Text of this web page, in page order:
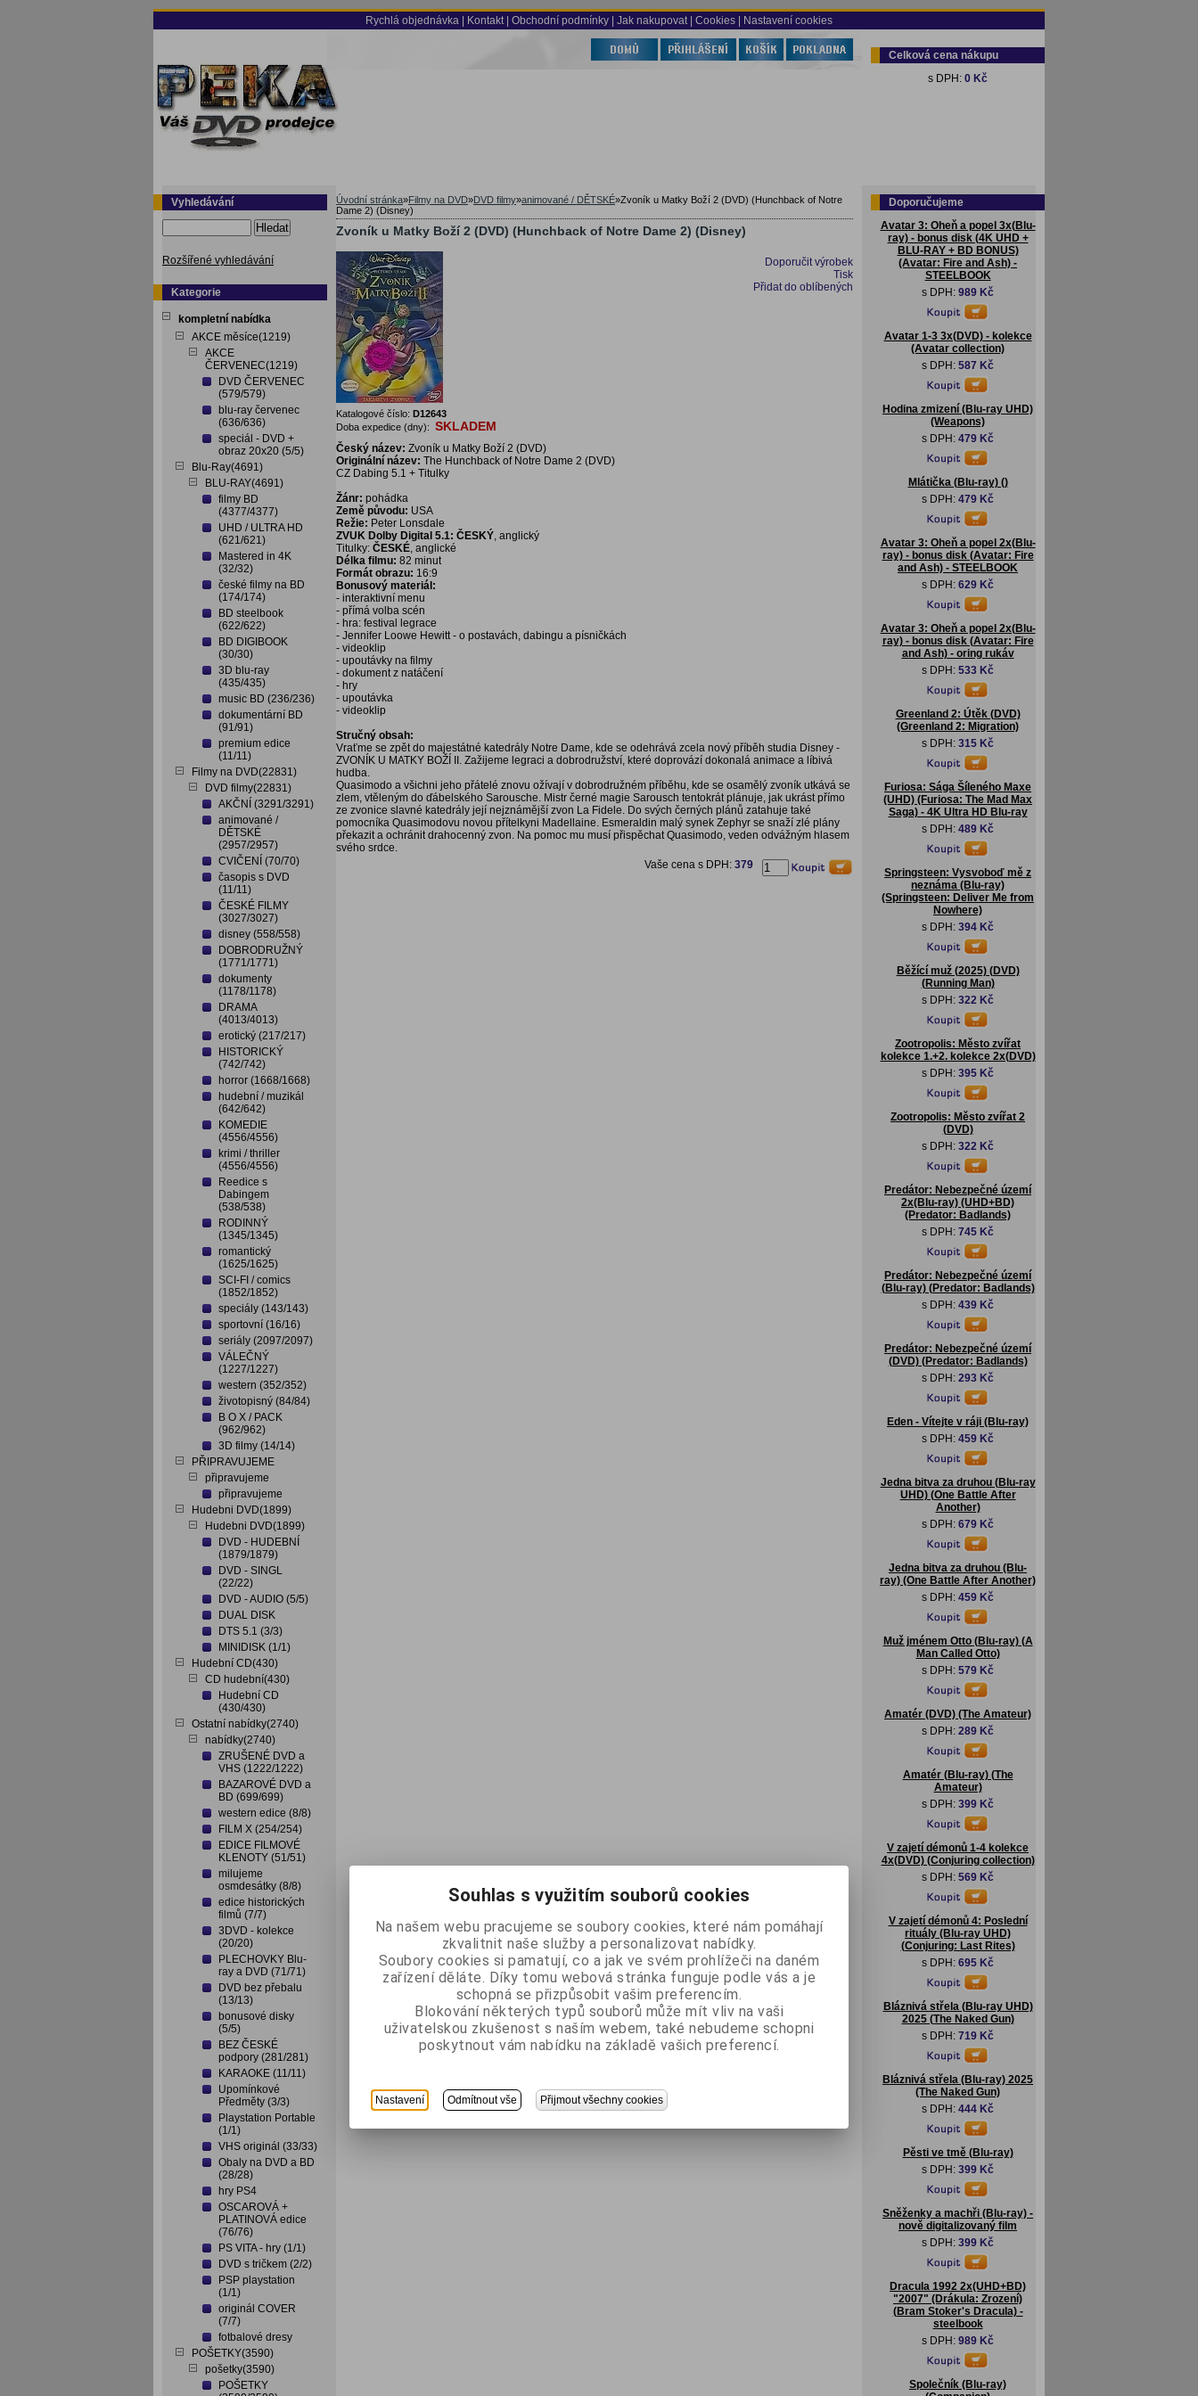
Rychlá objednávka Kontakt Obchodní podmínky Jak nakupovat | Cookies | Nastavení cookies
Celková cena nákupu
s DPH: 0 Kč
Vyhledávání
Hledat
Rozšířené vyhledávání
Kategorie
kompletní nabídka
AKCE měsíce(1219)
AKCE
ČERVENEC(1219)
DVD ČERVENEC
(579/579)
blu-ray červenec
(636/636)
speciál - DVD +
obraz 20x20 (5/5)
Blu-Ray(4691)
BLU-RAY(4691)
filmy BD
(4377/4377)
UHD / ULTRA HD
(621/621)
Mastered in 4K
(32/32)
české filmy na BD
(174/174)
BD steelbook
(622/622)
BD DIGIBOOK
(30/30)
3D blu-ray
(435/435)
music BD (236/236)
dokumentární BD
(91/91)
premium edice
(11/11)
Filmy na DVD(22831)
DVD filmy(22831)
AKČNÍ (3291/3291)
animované /
DĚTSKÉ
(2957/2957)
CVIČENÍ (70/70)
časopis s DVD
(11/11)
ČESKÉ FILMY
(3027/3027)
disney (558/558)
DOBRODRUŽNÝ
(1771/1771)
dokumenty
(1178/1178)
DRAMA
(4013/4013)
erotický (217/217)
HISTORICKÝ
(742/742)
horror (1668/1668)
hudební / muzikál
(642/642)
KOMEDIE
(4556/4556)
krimi / thriller
(4556/4556)
Reedice s
Dabingem
(538/538)
RODINNÝ
(1345/1345)
romantický
(1625/1625)
SCI-FI / comics
(1852/1852)
speciály (143/143)
sportovní (16/16)
seriály (2097/2097)
VÁLEČNÝ
(1227/1227)
western (352/352)
životopisný (84/84)
B O X / PACK
(962/962)
3D filmy (14/14)
PŘIPRAVUJEME
připravujeme
připravujeme
Hudebni DVD(1899)
Hudebni DVD(1899)
DVD - HUDEBNÍ
(1879/1879)
DVD - SINGL
(22/22)
DVD - AUDIO (5/5)
DUAL DISK
DTS 5.1 (3/3)
MINIDISK (1/1)
Hudební CD(430)
CD hudební(430)
Hudební CD
(430/430)
Ostatní nabídky(2740)
nabídky(2740)
ZRUŠENÉ DVD a
VHS (1222/1222)
BAZAROVÉ DVD a
BD (699/699)
western edice (8/8)
FILM X (254/254)
EDICE FILMOVÉ
KLENOTY (51/51)
milujeme
osmdesátky (8/8)
edice historických
filmů (7/7)
3DVD - kolekce
(20/20)
PLECHOVKY Blu-
ray a DVD (71/71)
DVD bez přebalu
(13/13)
bonusové disky
(5/5)
BEZ ČESKÉ
podpory (281/281)
KARAOKE (11/11)
Upomínkové
Předměty (3/3)
Playstation Portable
(1/1)
VHS originál (33/33)
Obaly na DVD a BD
(28/28)
hry PS4
OSCAROVÁ +
PLATINOVÁ edice
(76/76)
PS VITA - hry (1/1)
DVD s tričkem (2/2)
PSP playstation
(1/1)
originál COVER
(7/7)
fotbalové dresy
POŠETKY(3590)
pošetky(3590)
POŠETKY
Úvodní stránka»Filmy na DVD»DVD filmy»animované / DĚTSKÉ»Zvoník u Matky Boží 2 (DVD) (Hunchback of Notre
Dame 2) (Disney)
Zvoník u Matky Boží 2 (DVD) (Hunchback of Notre Dame 2) (Disney)
Doporučit výrobek
Tisk
Přidat do oblíbených
Katalogové číslo: D12643
Doba expedice (dny): SKLADEM
Český název: Zvoník u Matky Boží 2 (DVD)
Originální název: The Hunchback of Notre Dame 2 (DVD)
CZ Dabing 5.1 + Titulky
Žánr: pohádka
Země původu: USA
Režie: Peter Lonsdale
ZVUK Dolby Digital 5.1: ČESKÝ, anglický
Titulky: ČESKÉ, anglické
Délka filmu: 82 minut
Formát obrazu: 16:9
Bonusový materiál:
- interaktivní menu
- přímá volba scén
- hra: festival legrace
- Jennifer Loowe Hewitt - o postavách, dabingu a písničkách
- videoklip
- upoutávky na filmy
- dokument z natáčení
- hry
- upoutávka
- videoklip
Stručný obsah:
Vraťme se zpět do majestátné katedrály Notre Dame, kde se odehrává zcela nový příběh studia Disney -
ZVONÍK U MATKY BOŽÍ II. Zažijeme legraci a dobrodružství, které doprovází dokonalá animace a líbivá
hudba.
Quasimodo a všichni jeho přátelé znovu ožívají v dobrodružném příběhu, kde se osamělý zvoník utkává se
zlem, vtěleným do ďábelského Sarousche. Mistr černé magie Sarousch tentokrát plánuje, jak ukrást přímo
ze zvonice slavné katedrály její nejznámější zvon La Fidele. Do svých černých plánů zatahuje také
pomocníka Quasimodovu novou přítelkyni Madellaine. Esmeraldin malý synek Zephyr se snaží zlé plány
překazit a ochránit drahocenný zvon. Na pomoc mu musí přispěchat Quasimodo, veden odvážným hlasem
svého srdce.
Vaše cena s DPH: 379
Doporučujeme
Avatar 3: Oheň a popel 3x(Blu-
ray) - bonus disk (4K UHD +
BLU-RAY + BD BONUS)
(Avatar: Fire and Ash) -
STEELBOOK
s DPH: 989 Kč
Avatar 1-3 3x(DVD) - kolekce
(Avatar collection)
s DPH: 587 Kč
Hodina zmizení (Blu-ray UHD)
(Weapons)
s DPH: 479 Kč
Mlátička (Blu-ray) ()
s DPH: 479 Kč
Avatar 3: Oheň a popel 2x(Blu-
ray) - bonus disk (Avatar: Fire
and Ash) - STEELBOOK
s DPH: 629 Kč
Avatar 3: Oheň a popel 2x(Blu-
ray) - bonus disk (Avatar: Fire
and Ash) - oring rukáv
s DPH: 533 Kč
Greenland 2: Útěk (DVD)
(Greenland 2: Migration)
s DPH: 315 Kč
Furiosa: Sága Šíleného Maxe
(UHD) (Furiosa: The Mad Max
Saga) - 4K Ultra HD Blu-ray
s DPH: 489 Kč
Springsteen: Vysvoboď mě z
neznáma (Blu-ray)
(Springsteen: Deliver Me from
Nowhere)
s DPH: 394 Kč
Běžící muž (2025) (DVD)
(Running Man)
s DPH: 322 Kč
Zootropolis: Město zvířat
kolekce 1.+2. kolekce 2x(DVD)
s DPH: 395 Kč
Zootropolis: Město zvířat 2
(DVD)
s DPH: 322 Kč
Predátor: Nebezpečné území
2x(Blu-ray) (UHD+BD)
(Predator: Badlands)
s DPH: 745 Kč
Predátor: Nebezpečné území
(Blu-ray) (Predator: Badlands)
s DPH: 439 Kč
Predátor: Nebezpečné území
(DVD) (Predator: Badlands)
s DPH: 293 Kč
Eden - Vítejte v ráji (Blu-ray)
s DPH: 459 Kč
Jedna bitva za druhou (Blu-ray
UHD) (One Battle After
Another)
s DPH: 679 Kč
Jedna bitva za druhou (Blu-
ray) (One Battle After Another)
s DPH: 459 Kč
Muž jménem Otto (Blu-ray) (A
Man Called Otto)
s DPH: 579 Kč
Amatér (DVD) (The Amateur)
s DPH: 289 Kč
Amatér (Blu-ray) (The
Amateur)
s DPH: 399 Kč
V zajetí démonů 1-4 kolekce
4x(DVD) (Conjuring collection)
s DPH: 569 Kč
V zajetí démonů 4: Poslední
rituály (Blu-ray UHD)
(Conjuring: Last Rites)
s DPH: 695 Kč
Bláznivá střela (Blu-ray UHD)
2025 (The Naked Gun)
s DPH: 719 Kč
Bláznivá střela (Blu-ray) 2025
(The Naked Gun)
s DPH: 444 Kč
Pěsti ve tmě (Blu-ray)
s DPH: 399 Kč
Sněženky a machři (Blu-ray) -
nově digitalizovaný film
s DPH: 399 Kč
Dracula 1992 2x(UHD+BD)
"2007" (Drákula: Zrození)
(Bram Stoker's Dracula) -
steelbook
s DPH: 989 Kč
Společník (Blu-ray)
Souhlas s využitím souborů cookies
Na našem webu pracujeme se soubory cookies, které nám pomáhají
zkvalitnit naše služby a personalizovat nabídky.
Soubory cookies si pamatují, co a jak ve svém prohlížeči na daném
zařízení děláte. Díky tomu webová stránka funguje podle vás a je
schopná se přizpůsobit vašim preferencím.
Blokování některých typů souborů může mít vliv na vaši
uživatelskou zkušenost s naším webem, také nebudeme schopni
poskytnout vám nabídku na základě vašich preferencí.
Nastavení Odmítnout vše Přijmout všechny cookies